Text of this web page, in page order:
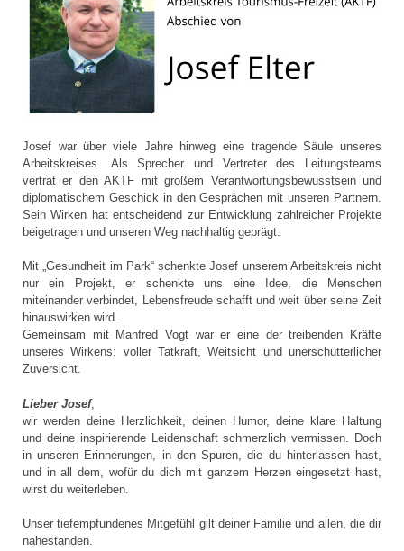
Josef war über viele Jahre hinweg eine tragende Säule unseres
Arbeitskreises. Als Sprecher und Vertreter des Leitungsteams
vertrat er den AKTF mit großem Verantwortungsbewusstsein und
diplomatischem Geschick in den Gesprächen mit unseren Partnern.
Sein Wirken hat entscheidend zur Entwicklung zahlreicher Projekte
beigetragen und unseren Weg nachhaltig geprägt.
Mit „Gesundheit im Park“ schenkte Josef unserem Arbeitskreis nicht
nur ein Projekt, er schenkte uns eine Idee, die Menschen
miteinander verbindet, Lebensfreude schafft und weit über seine Zeit
hinauswirken wird.
Gemeinsam mit Manfred Vogt war er eine der treibenden Kräfte
unseres Wirkens: voller Tatkraft, Weitsicht und unerschütterlicher
Zuversicht.
Lieber Josef,
wir werden deine Herzlichkeit, deinen Humor, deine klare Haltung
und deine inspirierende Leidenschaft schmerzlich vermissen. Doch
in unseren Erinnerungen, in den Spuren, die du hinterlassen hast,
und in all dem, wofür du dich mit ganzem Herzen eingesetzt hast,
wirst du weiterleben.
Unser tiefempfundenes Mitgefühl gilt deiner Familie und allen, die dir
nahestanden.